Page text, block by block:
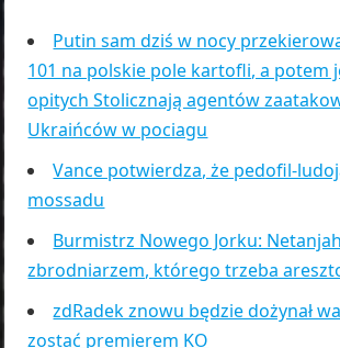
Putin sam dziś w nocy
101 na polskie pole kartofli, a potem
opitych Stolicznają agentów
Ukraińców w pociagu
Vance potwierdza, że pedofil-
mossadu
Burmistrz Nowego Jorku:
zbrodniarzem, którego trzeba
zdRadek znowu będzie dożynał
zostać premierem KO